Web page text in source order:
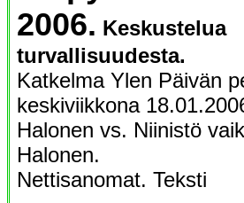
2006. Keskustelua
turvallisuudesta.
Katkelma Ylen Päivän
keskiviikkona
Halonen vs. Niinistö
Halonen.
Nettisanomat. Teksti